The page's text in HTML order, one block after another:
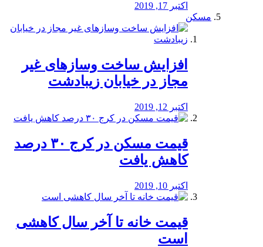
اکتبر 17, 2019
مسکن
افزایش ساخت وسازهای غیر
مجاز در خیابان زیبادشت
اکتبر 12, 2019
️قیمت مسکن در کرج ۳۰ درصد
کاهش یافت
اکتبر 10, 2019
قیمت خانه تا آخر سال کاهشی
است